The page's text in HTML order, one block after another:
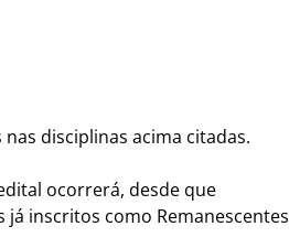
disciplinas acima citadas.
ocorrerá, desde que
inscritos como Remanescentes